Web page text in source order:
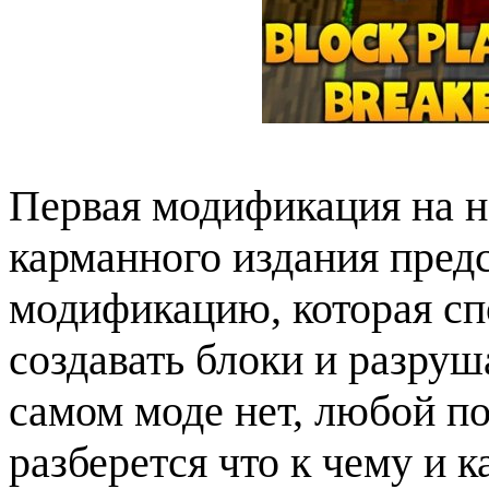
Первая модификация на
карманного издания
модификацию, которая
создавать блоки и
самом моде нет, любой
разберется что к чему и